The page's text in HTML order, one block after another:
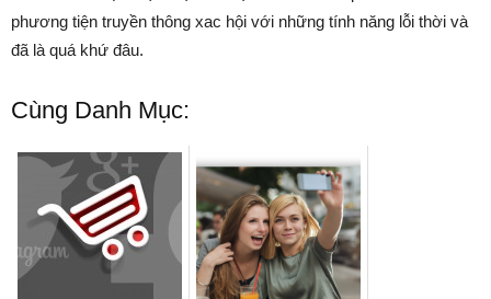
phương tiện truyền thông xac hội với những tính năng lỗi thời và
đã là quá khứ đâu.
Cùng Danh Mục: